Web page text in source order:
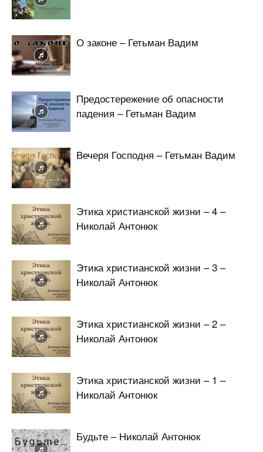
О законе – Гетьман Вадим
Предостережение об опасности
падения – Гетьман Вадим
Вечеря Господня – Гетьман Вадим
Этика христианской жизни – 4 –
Николай Антонюк
Этика христианской жизни – 3 –
Николай Антонюк
Этика христианской жизни – 2 –
Николай Антонюк
Этика христианской жизни – 1 –
Николай Антонюк
Будьте – Николай Антонюк